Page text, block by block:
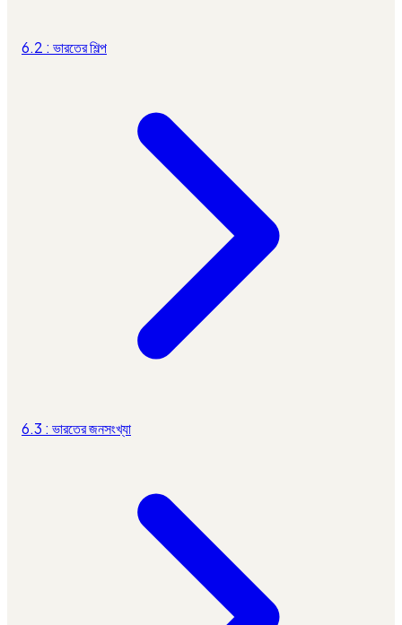
6.2 : ভারতের শিল্প
6.3 : ভারতের জনসংখ্যা